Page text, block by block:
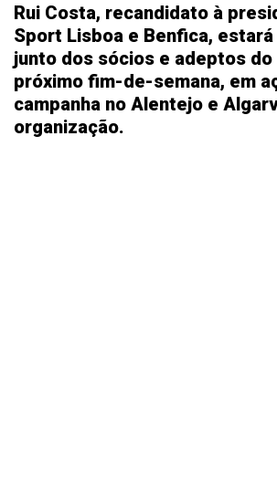
Rui Costa, recandidato à
Sport Lisboa e Benfica, estará
junto dos sócios e adeptos do
próximo fim-de-semana, em
campanha no Alentejo e
organização.